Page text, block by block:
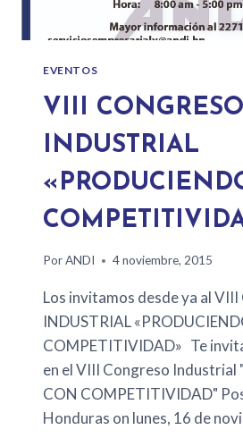
EVENTOS
VIII CONGRESO
INDUSTRIAL
PorANDI 4 noviembre, 2015
Los invitamos desde ya al VIII
INDUSTRIAL
COMPETITIVIDAD» Te
en el VIII Congreso Industrial
CON COMPETITIVIDAD"
Honduras on lunes, 16 de